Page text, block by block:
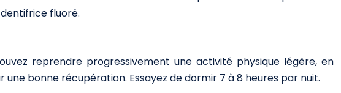
fluoré.
reprendre progressivement une activité physique légère, en
bonne récupération. Essayez de dormir 7 à 8 heures par nuit.